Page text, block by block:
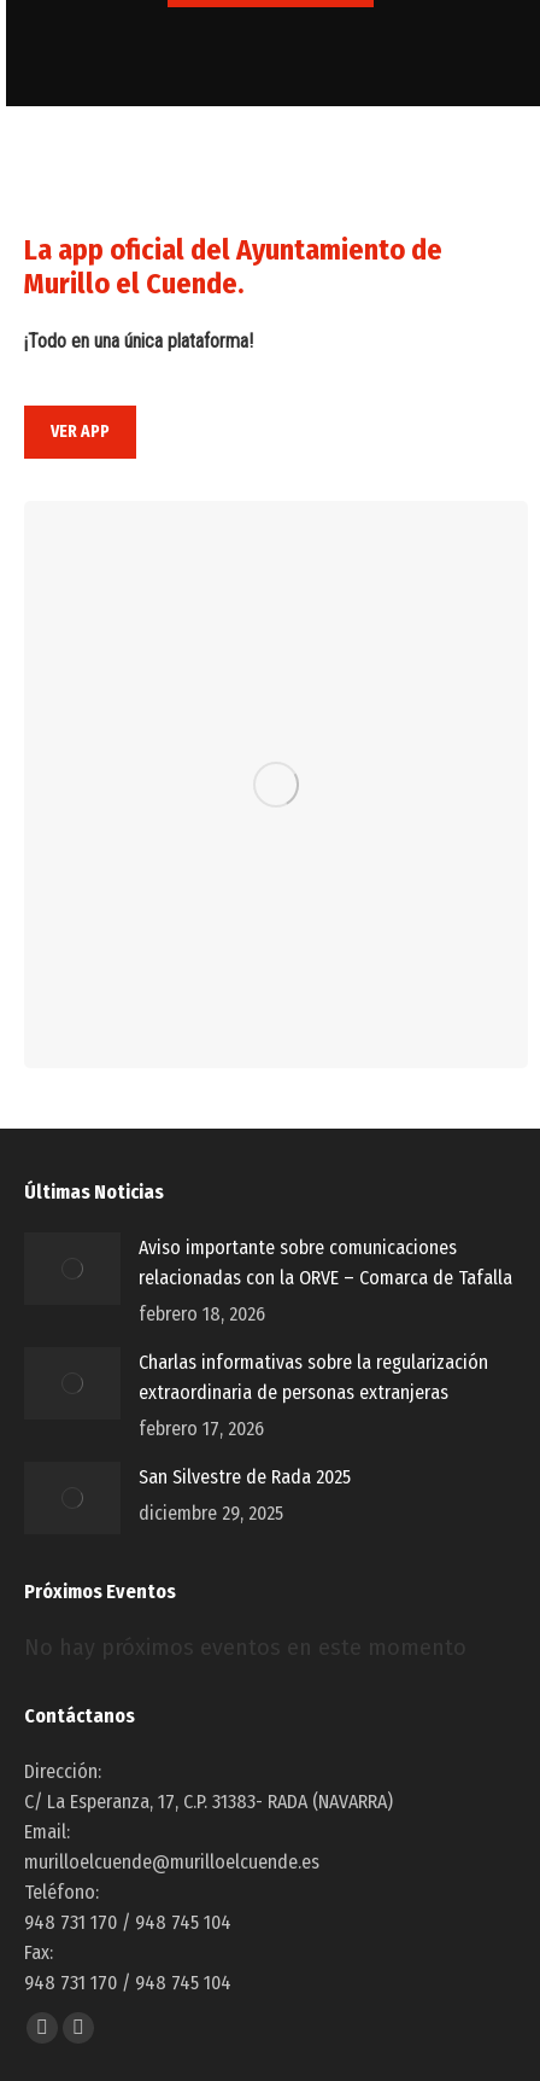
La app oficial del Ayuntamiento de
Murillo el Cuende.
¡Todo en una única plataforma!
VER APP
Últimas Noticias
Aviso importante sobre comunicaciones
relacionadas con la ORVE – Comarca de Tafalla
febrero 18, 2026
Charlas informativas sobre la regularización
extraordinaria de personas extranjeras
febrero 17, 2026
San Silvestre de Rada 2025
diciembre 29, 2025
Próximos Eventos
No hay próximos eventos en este momento
Contáctanos
Dirección:
C/ La Esperanza, 17, C.P. 31383- RADA (NAVARRA)
Email:
murilloelcuende@murilloelcuende.es
Teléfono:
948 731 170 / 948 745 104
Fax:
948 731 170 / 948 745 104
Encuéntranos en:
FacebookInstagram